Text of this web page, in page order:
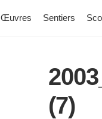
Œuvres Sentiers
(7)